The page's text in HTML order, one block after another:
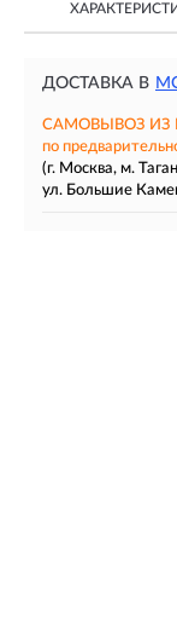
ДОСТАВКА В
САМОВЫВОЗ ИЗ
по
(г. Москва, м.
ул. Большие